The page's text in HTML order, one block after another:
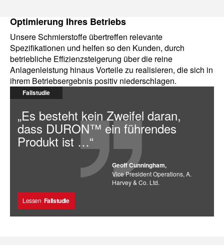
Optimierung Ihres Betriebs
Unsere Schmierstoffe übertreffen relevante
Spezifikationen und helfen so den Kunden, durch
betriebliche Effizienzsteigerung über die reine
Anlagenleistung hinaus Vorteile zu realisieren, die sich in
ihrem Betriebsergebnis positiv niederschlagen.
Fallstudie
„Es besteht kein Zweifel daran,
dass DURON™ ein führendes
Produkt ist …“
Geoff Cunningham,
Vice President Operations, A.
Harvey & Co. Ltd.
Lessen Fallstudie